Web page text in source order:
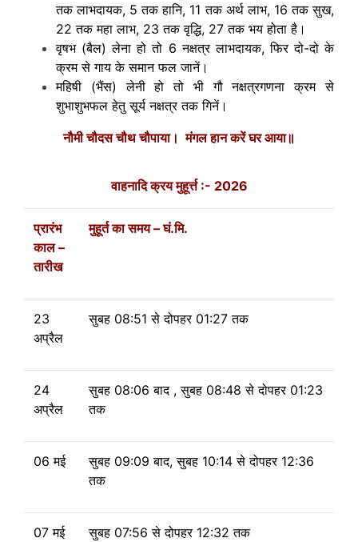
तक लाभदायक, 5 तक हानि, 11 तक अर्थ लाभ, 16 तक सुख,
22 तक महा लाभ, 23 तक वृद्धि, 27 तक भय होता है।
वृषभ (बैल) लेना हो तो 6 नक्षत्र लाभदायक, फिर दो-दो के
क्रम से गाय के समान फल जानें।
महिषी (भैंस) लेनी हो तो भी गौ नक्षत्रगणना क्रम से
शुभाशुभफल हेतु सूर्य नक्षत्र तक गिनें।
नौमी चौदस चौथ चौपाया।मंगल हान करें घर आया॥
वाहनादि क्रय मुहूर्त्त :- 2026
प्रारंभ
काल –
तारीख
मुहूर्त का समय – घं.मि.
23
अप्रैल
सुबह 08:51सेदोपहर 01:27 तक
24
अप्रैल
सुबह 08:06 बाद , सुबह 08:48सेदोपहर 01:23
तक
06 मई सुबह 09:09 बाद, सुबह 10:14सेदोपहर 12:36
तक
07 मई सुबह 07:56सेदोपहर 12:32 तक